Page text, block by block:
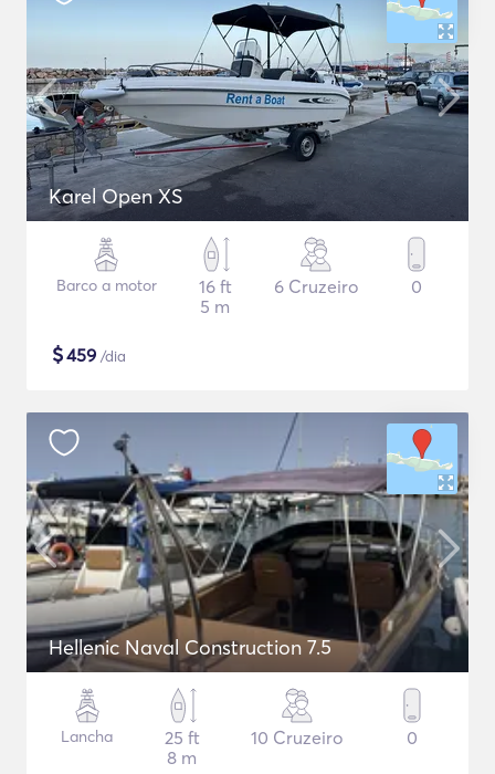
Karel Open XS
Barco a motor
16 ft
5 m
6 Cruzeiro 0
$459 /dia
Hellenic Naval Construction 7.5
Lancha
25 ft
8 m
10 Cruzeiro 0